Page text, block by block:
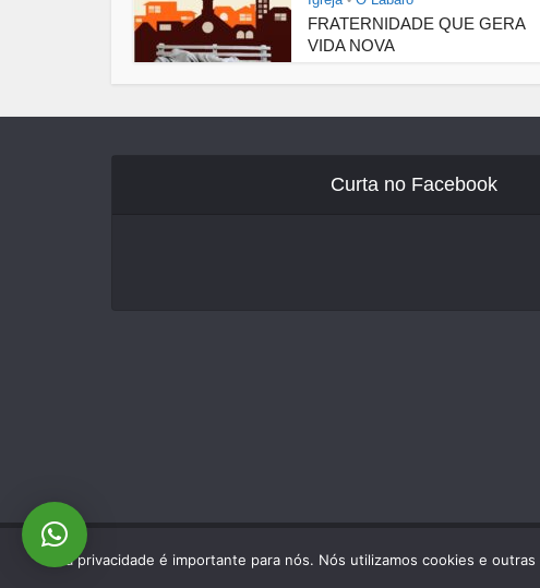
FRATERNIDADE QUE GERA
VIDA NOVA
Curta no Facebook
Sua privacidade é importante para nós. Nós utilizamos cookies e